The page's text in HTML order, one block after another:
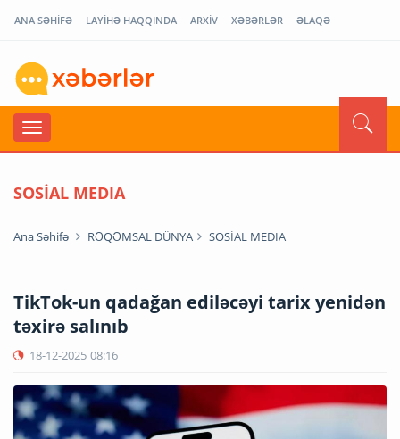
ANA SƏHİFƏ LAYİHƏ HAQQINDA ARXİV XƏBƏRLƏR ƏLAQƏ
SOSİAL MEDIA
Ana Səhifə RƏQƏMSAL DÜNYA SOSİAL MEDIA
TikTok-un qadağan ediləcəyi tarix yenidən
təxirə salınıb
18-12-2025 08:16